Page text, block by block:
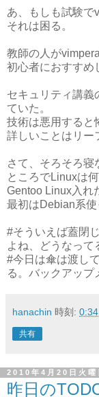
あ、もしも試験で
それは困る。
教師の人が
初心者におすすめ
セキュリティ講義
ていた。
技術は悪用すると
詳しいことはリー
さて、そろそろ寝
ところでLinuxは
Gentoo Linux入れ
最初はDebian系使
#そういえば蓋閉
よね、どうなって
#今日は傘は渡し
る。バックアップ
hanachin 時刻: 0:34
共有
2010年4月20日火曜
昨日の